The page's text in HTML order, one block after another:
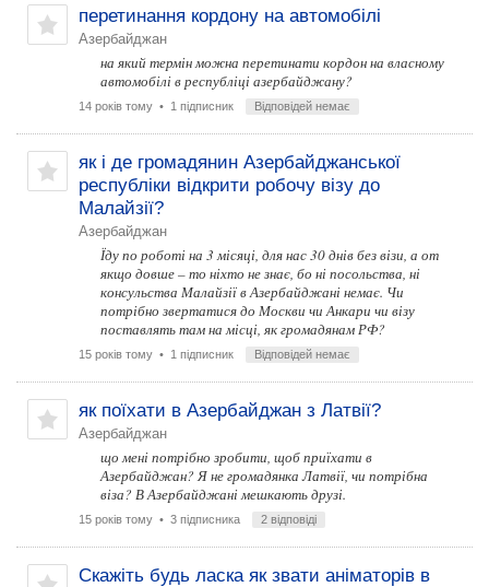
перетинання кордону на автомобілі
Азербайджан
на який термін можна перетинати кордон на власному
автомобілі в республіці азербайджану?
14 років тому • 1 підписник Відповідей немає
як і де громадянин Азербайджанської
республіки відкрити робочу візу до
Малайзії?
Азербайджан
Їду по роботі на 3 місяці, для нас 30 днів без візи, а от
якщо довше – то ніхто не знає, бо ні посольства, ні
консульства Малайзії в Азербайджані немає. Чи
потрібно звертатися до Москви чи Анкари чи візу
поставлять там на місці, як громадянам РФ?
15 років тому • 1 підписник Відповідей немає
як поїхати в Азербайджан з Латвії?
Азербайджан
що мені потрібно зробити, щоб приїхати в
Азербайджан? Я не громадянка Латвії, чи потрібна
віза? В Азербайджані мешкають друзі.
15 років тому • 3 підписника 2 відповіді
Скажіть будь ласка як звати аніматорів в